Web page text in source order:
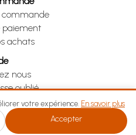
commande
paiement
achats
nous
oublié
rétracte
votre expérience. En savoir plus
Accepter